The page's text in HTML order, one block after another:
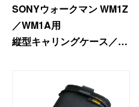
SONYウォークマン WM1Z
／WM1A用
縦型キャリングケース／